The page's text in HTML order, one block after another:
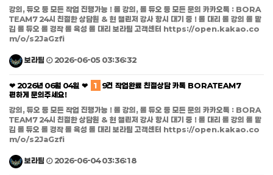
강의, 듀오 등 모든 작업 진행가능 ! 롤 강의, 롤 듀오 등 모든 문의 카카오톡 : BORA
TEAM7 24시 친절한 상담원 & 현 챌린저 강사 항시 대기 중 ! 롤 대리 롤 강의 롤 맡
김 롤 듀오 롤 경작 롤 육성 롤 대리 보라팀 고객센터 https://open.kakao.co
m/o/s2JaGzfi
보라팀 2026-06-05 03:36:32
❤ 2026년 06월 04일 ❤ 1
9건 작업완료 친절상담 카톡 BORATEAM7
편하게 문의주세요!
강의, 듀오 등 모든 작업 진행가능 ! 롤 강의, 롤 듀오 등 모든 문의 카카오톡 : BORA
TEAM7 24시 친절한 상담원 & 현 챌린저 강사 항시 대기 중 ! 롤 대리 롤 강의 롤 맡
김 롤 듀오 롤 경작 롤 육성 롤 대리 보라팀 고객센터 https://open.kakao.co
m/o/s2JaGzfi
보라팀 2026-06-04 03:36:18